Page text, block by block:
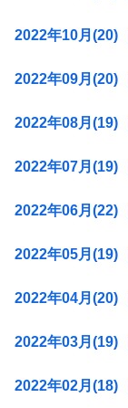
2022年10月(20)
2022年09月(20)
2022年08月(19)
2022年07月(19)
2022年06月(22)
2022年05月(19)
2022年04月(20)
2022年03月(19)
2022年02月(18)